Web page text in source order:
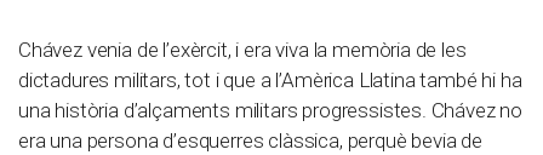
Chávez venia de l’exèrcit, i era viva la memòria de les
dictadures militars, tot i que a l’Amèrica Llatina també hi ha
una història d’alçaments militars progressistes. Chávez no
era una persona d’esquerres clàssica, perquè bevia de